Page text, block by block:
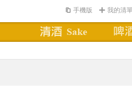
我的清
手機版